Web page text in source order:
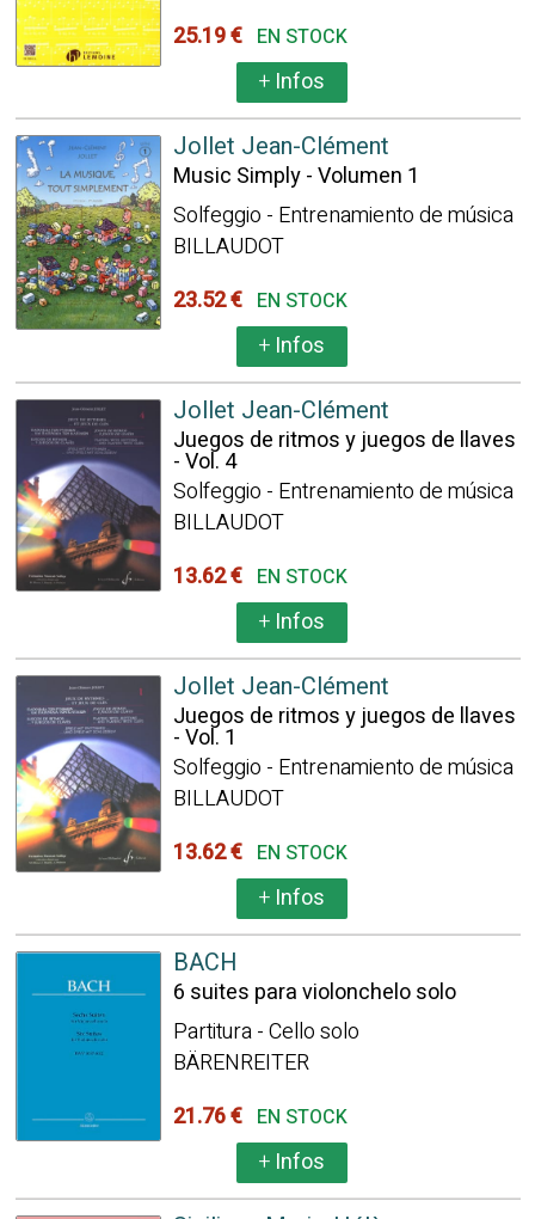
25.19 € EN STOCK
+Infos
Jollet Jean-Clément
Music Simply - Volumen 1
Solfeggio - Entrenamiento de música
BILLAUDOT
23.52 € EN STOCK
+Infos
Jollet Jean-Clément
Juegos de ritmos y juegos de llaves
- Vol. 4
Solfeggio - Entrenamiento de música
BILLAUDOT
13.62 € EN STOCK
+Infos
Jollet Jean-Clément
Juegos de ritmos y juegos de llaves
- Vol. 1
Solfeggio - Entrenamiento de música
BILLAUDOT
13.62 € EN STOCK
+Infos
BACH
6 suites para violonchelo solo
Partitura - Cello solo
BÄRENREITER
21.76 € EN STOCK
+Infos